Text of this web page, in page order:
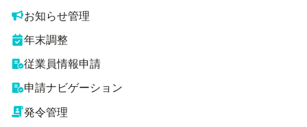
お知らせ管理
年末調整
従業員情報申請
申請ナビゲーション
発令管理